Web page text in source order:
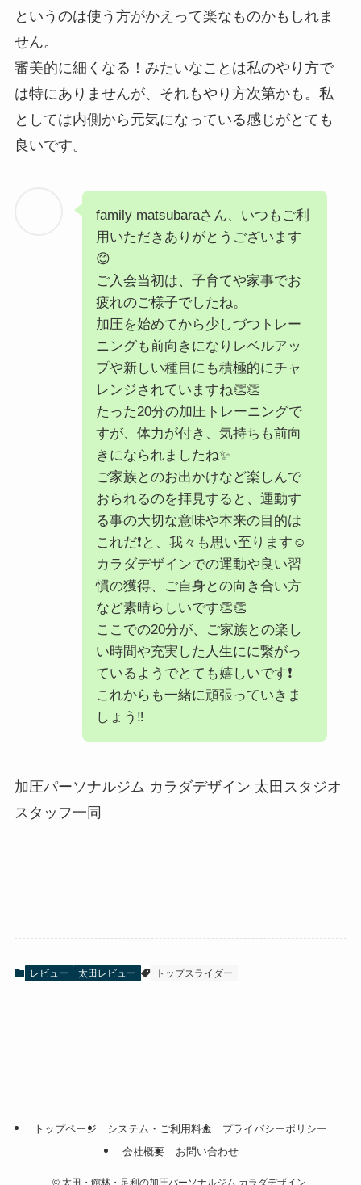
というのは使う方がかえって楽なものかもしれま
せん。
審美的に細くなる！みたいなことは私のやり方で
は特にありませんが、それもやり方次第かも。私
としては内側から元気になっている感じがとても
良いです。
family matsubaraさん、いつもご利
用いただきありがとうございます
😊
ご入会当初は、子育てや家事でお
疲れのご様子でしたね。
加圧を始めてから少しづつトレー
ニングも前向きになりレベルアッ
プや新しい種目にも積極的にチャ
レンジされていますね👏👏
たった20分の加圧トレーニングで
すが、体力が付き、気持ちも前向
きになられましたね✨
ご家族とのお出かけなど楽しんで
おられるのを拝見すると、運動す
る事の大切な意味や本来の目的は
これだ❗️と、我々も思い至ります☺️
カラダデザインでの運動や良い習
慣の獲得、ご自身との向き合い方
など素晴らしいです👏👏
ここでの20分が、ご家族との楽し
い時間や充実した人生にに繋がっ
ているようでとても嬉しいです❗️
これからも一緒に頑張っていきま
しょう‼️
加圧パーソナルジム カラダデザイン 太田スタジオ
スタッフ一同
レビュー 太田レビュー トップスライダー
トップページ システム・ご利用料金
プライバシーポリシー
会社概要
お問い合わせ